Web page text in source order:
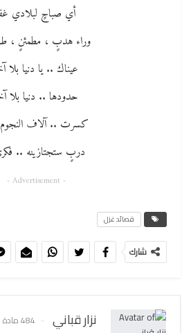
أي صباحٍ لبلادي
وراء هدبٍ ، مطمئنٍ ،
عيناك .. يا دنيا بلا
حدودها .. دنيا بلا
كسرت .. آلاف
دربٍ ستجتازينه ..
- Advertisement -
قصائد غزل
شارك
نزار قباني 484 مادة